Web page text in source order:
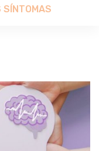
SÍNTOMAS